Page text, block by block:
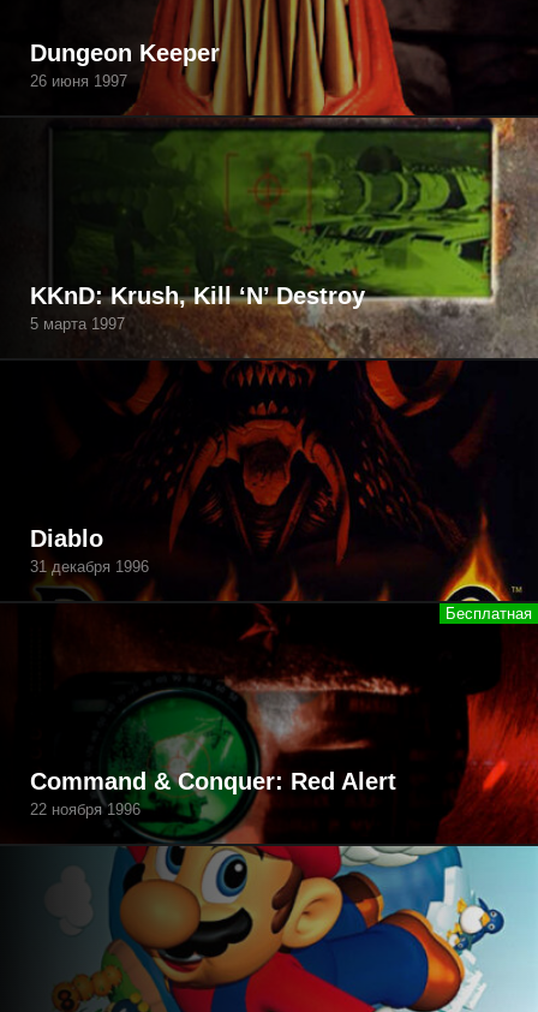
Dungeon Keeper
26 июня 1997
KKnD: Krush, Kill ‘N’ Destroy
5 марта 1997
Diablo
31 декабря 1996
Command & Conquer: Red Alert
22 ноября 1996